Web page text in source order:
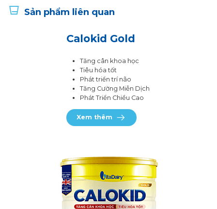
Sản phẩm liên quan
Calokid Gold
Tăng cân khoa học
Tiêu hóa tốt
Phát triển trí não
Tăng Cường Miễn Dịch
Phát Triển Chiều Cao
Xem thêm